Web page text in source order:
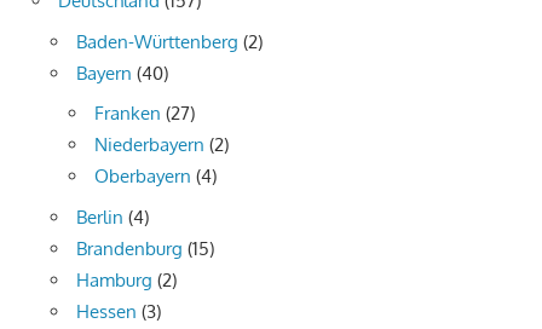
Baden-Württenberg (2)
Bayern (40)
Franken (27)
Niederbayern (2)
Oberbayern (4)
Berlin (4)
Brandenburg (15)
Hamburg (2)
Hessen (3)